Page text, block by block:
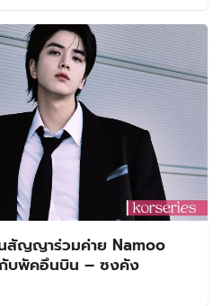
สัญญาร่วมค่าย Namoo
บพัคอึนบิน – ซงคัง